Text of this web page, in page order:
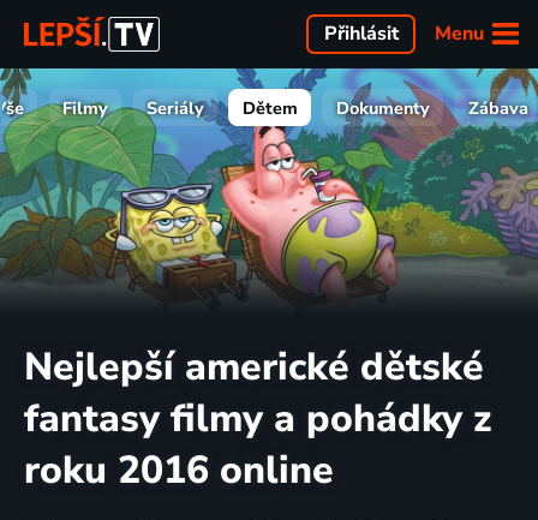
Menu
Přihlásit
Filmy Seriály Dětem Dokumenty Zábava
Nejlepší americké dětské
fantasy filmy a pohádky z
roku 2016 online